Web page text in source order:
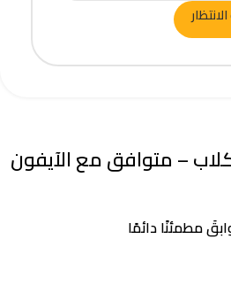
– متوافق مع الآيفون
مطمئنًا دائمًا